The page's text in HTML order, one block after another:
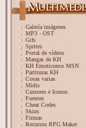
Galería imágenes
MP3 - OST
Gifs
Sprites
Portal de vídeos
Mangas de KH
KH Emoticonos MSN
Partituras KH
Cosas varias
Midis
Cursores e Iconos
Fuentes
Cheat Codes
Skins
Firmas
Recursos RPG Maker